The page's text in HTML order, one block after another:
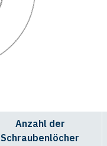
Anzahl der
Schraubenlöcher